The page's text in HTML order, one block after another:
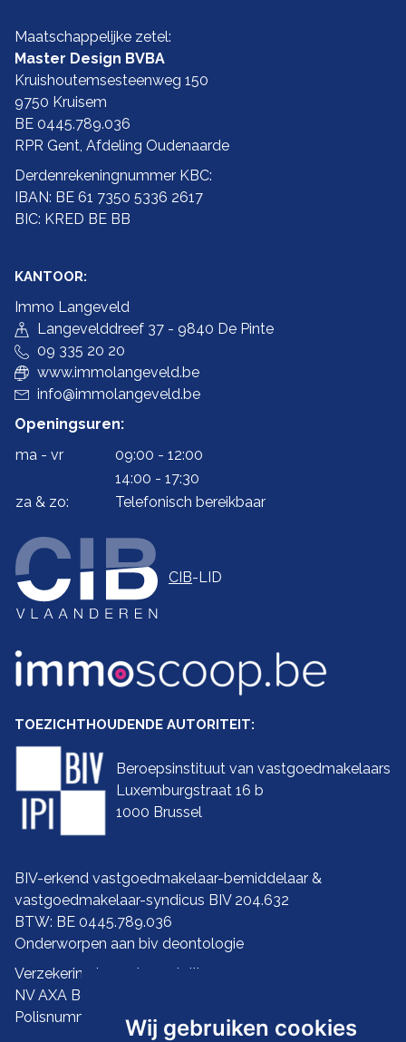
Wij gebruiken cookies
Maatschappelijke zetel:
Master Design BVBA
Kruishoutemsesteenweg 150
9750 Kruisem
BE 0445.789.036
RPR Gent, Afdeling Oudenaarde
Derdenrekeningnummer KBC:
IBAN: BE 61 7350 5336 2617
BIC: KRED BE BB
KANTOOR:
Immo Langeveld
Langevelddreef 37 - 9840 De Pinte
09 335 20 20
www.immolangeveld.be
info@immolangeveld.be
Openingsuren:
ma - vr
09:00 - 12:00
14:00 - 17:30
za & zo:
Telefonisch bereikbaar
CIB-LID
TOEZICHTHOUDENDE AUTORITEIT:
Beroepsinstituut van vastgoedmakelaars
Luxemburgstraat 16 b
1000 Brussel
BIV-erkend vastgoedmakelaar-bemiddelaar &
vastgoedmakelaar-syndicus BIV 204.632
BTW: BE 0445.789.036
Onderworpen aan biv deontologie
Verzekering ba en borgstelling:
NV AXA Belgium
Polisnummer 730.390.160